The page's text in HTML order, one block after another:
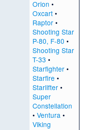
Orion •
Oxcart•
Raptor•
Shooting Star
P-80, F-80 •
Shooting Star
T-33 •
Starfighter•
Starfire •
Starlifter•
Super
Constellation
• Ventura•
Viking